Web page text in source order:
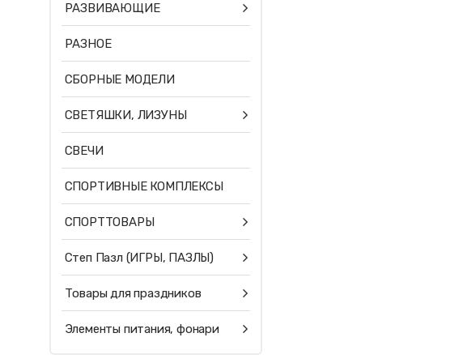
РАЗВИВАЮЩИЕ
РАЗНОЕ
СБОРНЫЕ МОДЕЛИ
СВЕТЯШКИ, ЛИЗУНЫ
СВЕЧИ
СПОРТИВНЫЕ КОМПЛЕКСЫ
СПОРТТОВАРЫ
Степ Пазл (ИГРЫ, ПАЗЛЫ)
Товары для праздников
Элементы питания, фонари